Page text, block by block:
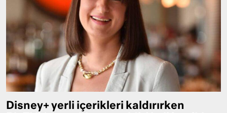
Disney+ yerli içerikleri kaldırırken